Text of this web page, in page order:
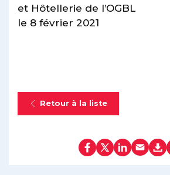
et Hôtellerie de l’OGBL
le 8 février 2021
Retour à la liste